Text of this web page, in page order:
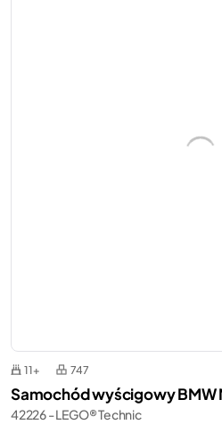
11+ 747
Samochód wyścigowy BMW
42226 - LEGO® Technic